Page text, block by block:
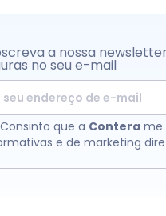
a nossa
no seu e-mail
Consinto que a Contera me
e de marketing